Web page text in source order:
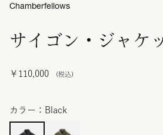
サイゴン・ジャケ
￥110,000
Chamberfellows
カラー：Black